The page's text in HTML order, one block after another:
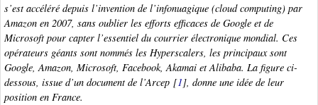
s’est accéléré depuis l’invention de l’infonuagique (cloud computing) par
Amazon en 2007, sans oublier les efforts efficaces de Google et de
Microsoft pour capter l’essentiel du courrier électronique mondial. Ces
opérateurs géants sont nommés les Hyperscalers, les principaux sont
Google, Amazon, Microsoft, Facebook, Akamai et Alibaba. La figure ci-
dessous, issue d’un document de l’Arcep [1], donne une idée de leur
position en France.